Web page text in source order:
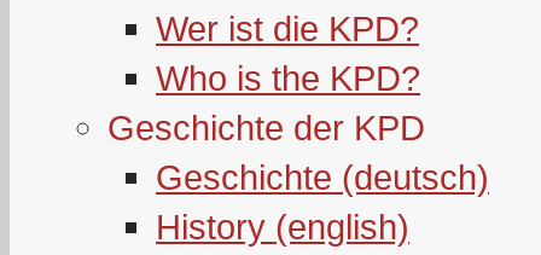
Wer ist die KPD?
Who is the KPD?
Geschichte der KPD
Geschichte (deutsch)
History (english)